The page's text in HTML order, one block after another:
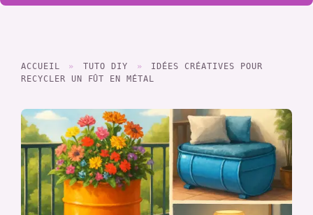
ACCUEIL » TUTO DIY »
IDÉES CRÉATIVES POUR
RECYCLER UN FÛT EN MÉTAL